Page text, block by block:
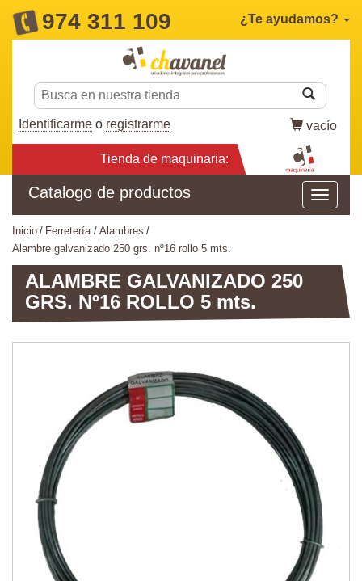
974 311 109 ¿Te ayudamos?
Identificarme o registrarme vacío
Tienda de maquinaria:
Catalogo de productos
inicio ferretería
alambres
alambre galvanizado 250 grs. nº16 rollo 5 mts.
ALAMBRE GALVANIZADO 250
GRS. Nº16 ROLLO 5 mts.